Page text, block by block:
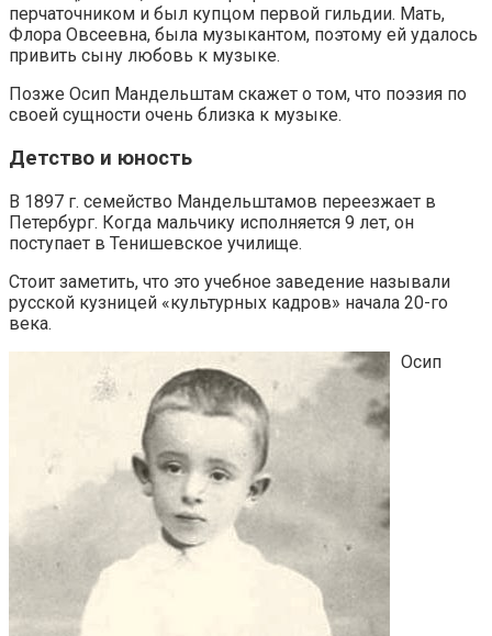
перчаточником и был купцом первой гильдии. Мать,
Флора Овсеевна, была музыкантом, поэтому ей удалось
привить сыну любовь к музыке.
Позже Осип Мандельштам скажет о том, что поэзия по
своей сущности очень близка к музыке.
Детство и юность
В 1897 г. семейство Мандельштамов переезжает в
Петербург. Когда мальчику исполняется 9 лет, он
поступает в Тенишевское училище.
Стоит заметить, что это учебное заведение называли
русской кузницей «культурных кадров» начала 20-го
века.
Осип